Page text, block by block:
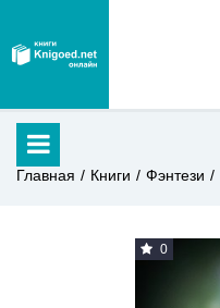
Главная Книги Фэнтези
0